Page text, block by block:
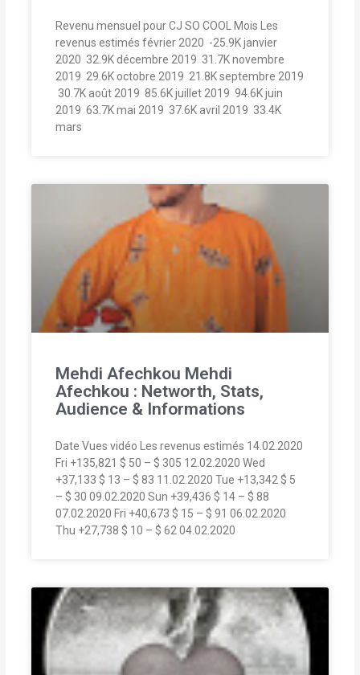
Revenu mensuel pour CJ SO COOL Mois Les
revenus estimés février 2020  -25.9K janvier
2020  32.9K décembre 2019  31.7K novembre
2019  29.6K octobre 2019  21.8K septembre 2019
 30.7K août 2019  85.6K juillet 2019  94.6K juin
2019  63.7K mai 2019  37.6K avril 2019  33.4K
mars
Mehdi Afechkou Mehdi
Afechkou : Networth, Stats,
Audience & Informations
Date Vues vidéo Les revenus estimés 14.02.2020
Fri +135,821 $ 50 – $ 305 12.02.2020 Wed
+37,133 $ 13 – $ 83 11.02.2020 Tue +13,342 $ 5
– $ 30 09.02.2020 Sun +39,436 $ 14 – $ 88
07.02.2020 Fri +40,673 $ 15 – $ 91 06.02.2020
Thu +27,738 $ 10 – $ 62 04.02.2020